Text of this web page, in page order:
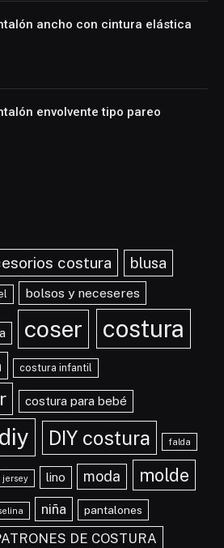
ancho con cintura elástica
envolvente tipo pareo
costura blusa
bolsos y neceseres
coser costura
costura infantil
costura para bebé
diy DIY costura falda
jersey lino moda molde
niña pantalones
DE COSTURA